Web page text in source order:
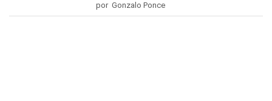
por Gonzalo Ponce